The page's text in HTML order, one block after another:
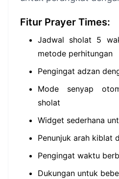
Fitur Prayer Times:
Jadwal sholat 5
metode perhitungan
Pengingat adzan
Mode senyap
sholat
Widget sederhana
Penunjuk arah kiblat
Pengingat waktu
Dukungan untuk